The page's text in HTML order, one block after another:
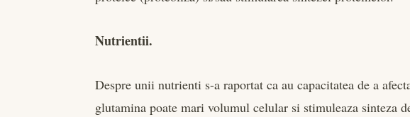
Nutrientii.
Despre unii nutrienti s-a raportat ca au capacitatea de a
glutamina poate mari volumul celular si stimuleaza sinteza